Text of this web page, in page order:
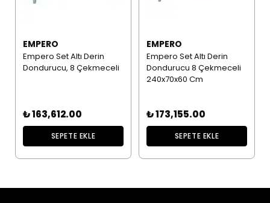
EMPERO
Empero Set Altı Derin
Dondurucu, 8 Çekmeceli
₺ 163,612.00
SEPETE EKLE
EMPERO
Empero Set Altı Derin
Dondurucu 8 Çekmeceli
240x70x60 Cm
₺ 173,155.00
SEPETE EKLE